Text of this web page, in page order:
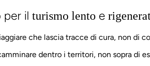
per il turismo lento e
che lascia tracce di cura, non di
dentro i territori, non sopra di